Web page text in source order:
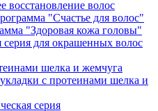
восстановление волос
"Счастье для волос"
"Здоровая кожа головы"
для окрашенных волос
шелка и жемчуга
с протеинами шелка и
серия